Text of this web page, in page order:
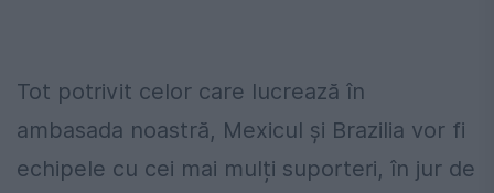
Tot potrivit celor care lucrează în
ambasada noastră, Mexicul și Brazilia vor fi
echipele cu cei mai mulți suporteri, în jur de